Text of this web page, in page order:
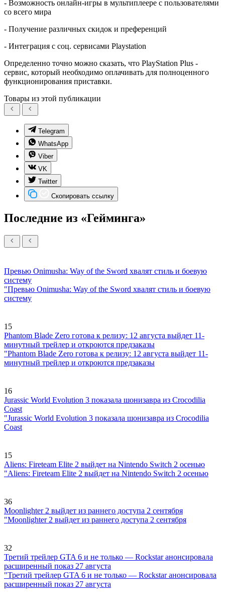
- Возможность онлайн-игры в мультиплеере с пользователями
со всего мира
- Получение различных скидок и преференций
- Интеграция с соц. сервисами Playstation
Определенно точно можно сказать, что PlayStation Plus -
сервис, который необходимо оплачивать для полноценного
функционирования приставки.
Товары из этой публикации
Telegram
WhatsApp
Viber
VK
Twitter
Скопировать ссылку
Последние из «Гейминга»
Превью Onimusha: Way of the Sword хвалят стиль и боевую
систему
"Превью Onimusha: Way of the Sword хвалят стиль и боевую
систему
15
Phantom Blade Zero готова к релизу: 12 августа выйдет 11-
минутный трейлер и откроются предзаказы
"Phantom Blade Zero готова к релизу: 12 августа выйдет 11-
минутный трейлер и откроются предзаказы
16
Jurassic World Evolution 3 показала шонизавра из Crocodilia
Coast
"Jurassic World Evolution 3 показала шонизавра из Crocodilia
Coast
15
Aliens: Fireteam Elite 2 выйдет на Nintendo Switch 2 осенью
"Aliens: Fireteam Elite 2 выйдет на Nintendo Switch 2 осенью
36
Moonlighter 2 выйдет из раннего доступа 2 сентября
"Moonlighter 2 выйдет из раннего доступа 2 сентября
32
Третий трейлер GTA 6 и не только — Rockstar анонсировала
расширенный показ 27 августа
"Третий трейлер GTA 6 и не только — Rockstar анонсировала
расширенный показ 27 августа